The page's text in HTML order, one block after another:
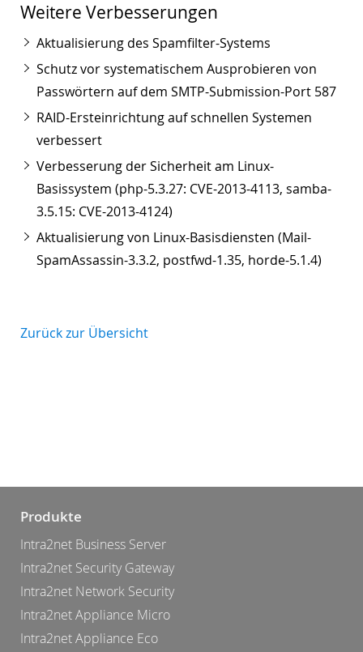
Weitere Verbesserungen
Aktualisierung des Spamfilter-Systems
Schutz vor systematischem Ausprobieren von
Passwörtern auf dem SMTP-Submission-Port 587
RAID-Ersteinrichtung auf schnellen Systemen
verbessert
Verbesserung der Sicherheit am Linux-
Basissystem (php-5.3.27: CVE-2013-4113, samba-
3.5.15: CVE-2013-4124)
Aktualisierung von Linux-Basisdiensten (Mail-
SpamAssassin-3.3.2, postfwd-1.35, horde-5.1.4)
Zurück zur Übersicht
Produkte
Intra2net Business Server
Intra2net Security Gateway
Intra2net Network Security
Intra2net Appliance Micro
Intra2net Appliance Eco